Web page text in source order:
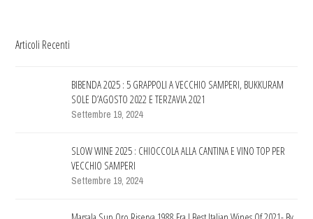
Articoli Recenti
BIBENDA 2025 : 5 GRAPPOLI A VECCHIO SAMPERI, BUKKURAM
SOLE D’AGOSTO 2022 E TERZAVIA 2021
Settembre 19, 2024
SLOW WINE 2025 : CHIOCCOLA ALLA CANTINA E VINO TOP PER
VECCHIO SAMPERI
Settembre 19, 2024